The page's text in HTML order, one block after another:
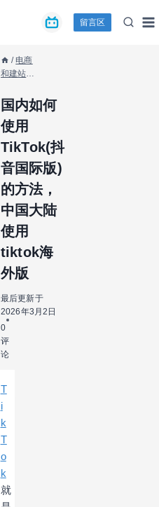
留言区
/ 电商
和建站资
和其他 /
国内如何
使用
TikTok(抖
音国际
版)的方
法，中国
大陆使用
tiktok海
外版
国内如何
使用
TikTok(抖
音国际版)
的方法，
中国大陆
使用
tiktok海
外版
最后更新于
2026年3月2日
0
评
论
T
i
k
T
o
k
就